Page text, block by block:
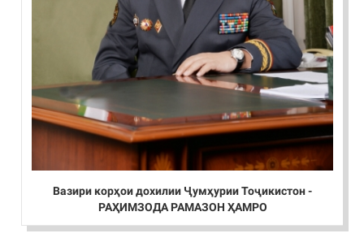
Вазири корҳои дохилии Ҷумҳурии Тоҷикистон -
РАҲИМЗОДА РАМАЗОН ҲАМРО